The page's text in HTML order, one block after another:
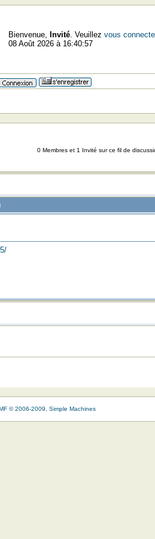
Bienvenue, Invité. Veuillez vous
08 Août 2026 à 16:40:57
0 Membres et 1 Invité sur ce fil de
© 2006-2009, Simple Machines